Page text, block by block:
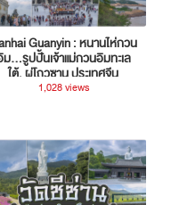
Guanyin : หนานไห่กวน
...รูปปั้นเจ้าแม่กวนอิมทะเล
ใต้, ผู่โถวซาน ประเทศจีน
1,028 views